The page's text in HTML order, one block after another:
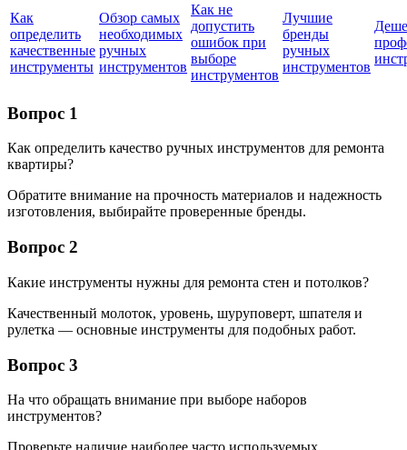
Как
определить
качественные
инструменты
Обзор самых
необходимых
ручных
инструментов
Как не
допустить
ошибок при
выборе
инструментов
Лучшие
бренды
ручных
инструментов
Вопрос 1
Как определить качество ручных инструментов для ремонта
квартиры?
Обратите внимание на прочность материалов и надежность
изготовления, выбирайте проверенные бренды.
Вопрос 2
Какие инструменты нужны для ремонта стен и потолков?
Качественный молоток, уровень, шуруповерт, шпателя и
рулетка — основные инструменты для подобных работ.
Вопрос 3
На что обращать внимание при выборе наборов
инструментов?